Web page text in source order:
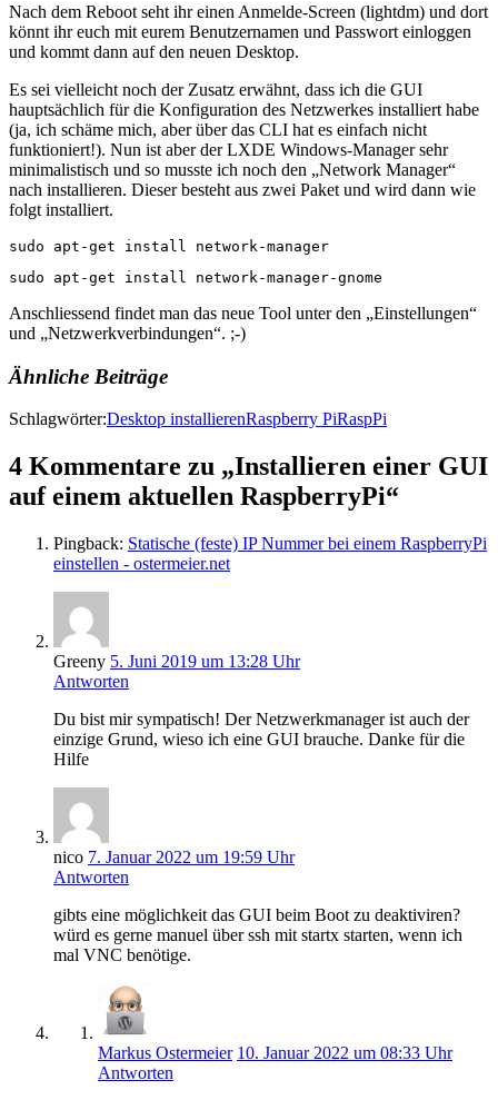
Nach dem Reboot seht ihr einen Anmelde-Screen (lightdm) und dort
könnt ihr euch mit eurem Benutzernamen und Passwort einloggen
und kommt dann auf den neuen Desktop.
Es sei vielleicht noch der Zusatz erwähnt, dass ich die GUI
hauptsächlich für die Konfiguration des Netzwerkes installiert habe
(ja, ich schäme mich, aber über das CLI hat es einfach nicht
funktioniert!). Nun ist aber der LXDE Windows-Manager sehr
minimalistisch und so musste ich noch den „Network Manager“
nach installieren. Dieser besteht aus zwei Paket und wird dann wie
folgt installiert.
sudo apt-get install network-manager
sudo apt-get install network-manager-gnome
Anschliessend findet man das neue Tool unter den „Einstellungen“
und „Netzwerkverbindungen“. ;-)
Ähnliche Beiträge
Schlagwörter:Desktop installierenRaspberry PiRaspPi
4 Kommentare zu „Installieren einer GUI
auf einem aktuellen RaspberryPi“
Pingback: Statische (feste) IP Nummer bei einem RaspberryPi
einstellen - ostermeier.net
Greeny 5. Juni 2019 um 13:28 Uhr
Antworten
Du bist mir sympatisch! Der Netzwerkmanager ist auch der
einzige Grund, wieso ich eine GUI brauche. Danke für die
Hilfe
nico 7. Januar 2022 um 19:59 Uhr
Antworten
gibts eine möglichkeit das GUI beim Boot zu deaktiviren?
würd es gerne manuel über ssh mit startx starten, wenn ich
mal VNC benötige.
Markus Ostermeier 10. Januar 2022 um 08:33 Uhr
Antworten